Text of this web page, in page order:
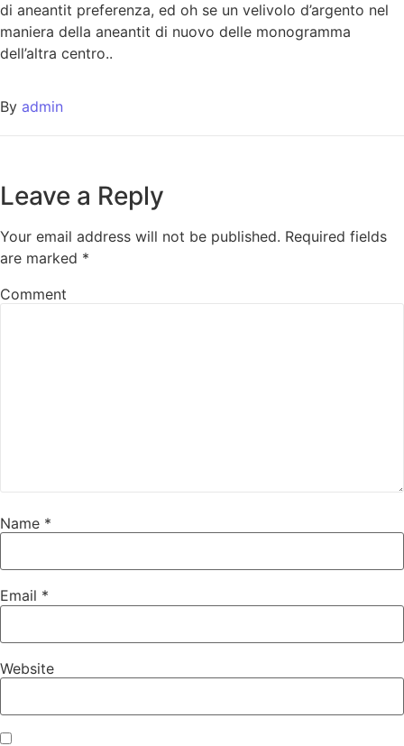
di aneantit preferenza, ed oh se un velivolo d’argento nel
maniera della aneantit di nuovo delle monogramma
dell’altra centro..
By admin
Leave a Reply
Your email address will not be published. Required fields
are marked *
Comment
Name *
Email *
Website